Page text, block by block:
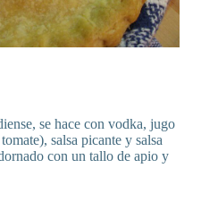
se hace con vodka, jugo
salsa picante y salsa
con un tallo de apio y